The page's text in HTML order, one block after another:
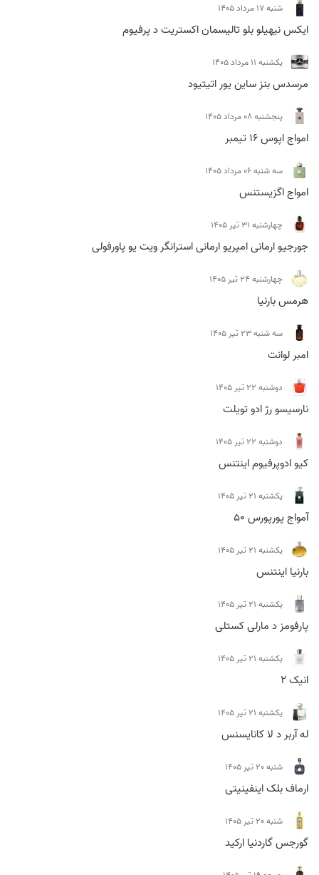
شنبه 17 مرداد 1405
ایکس نیهیلو بلو تالیسمان اکستریت د پرفیوم
يكشنبه 11 مرداد 1405
مرسدس بنز ساین یور اتیتیود
پنجشنبه 08 مرداد 1405
امواج اپوس 16 تیمبر
سه شنبه 06 مرداد 1405
امواج اگزیستنس
چهارشنبه 31 تیر 1405
جورجیو ارمانی امپریو ارمانی استرانگر ویت یو پاورفولی
چهارشنبه 24 تیر 1405
هرمس بارنیا
سه شنبه 23 تیر 1405
امبر لوانت
دوشنبه 22 تیر 1405
نارسیسو رژ ادو تویلت
دوشنبه 22 تیر 1405
کیو ادوپرفیوم اینتنس
يكشنبه 21 تیر 1405
آمواج پورپورس 50
يكشنبه 21 تیر 1405
بارنیا اینتنس
يكشنبه 21 تیر 1405
پارفومز د مارلی کستلی
يكشنبه 21 تیر 1405
انیک 2
يكشنبه 21 تیر 1405
له آربر د لا کانایسنس
شنبه 20 تیر 1405
ارماف بلک اینفینیتی
شنبه 20 تیر 1405
گورجس گاردنیا ارکید